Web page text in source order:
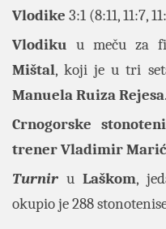
Vlodike 3:1 (8:11, 11:7,
Vlodiku u meču za
Mištal, koji je u tri
Manuela Ruiza Rejesa.
Crnogorske
trenerVladimir Marić
Turnir u Laškom,
okupio je 288